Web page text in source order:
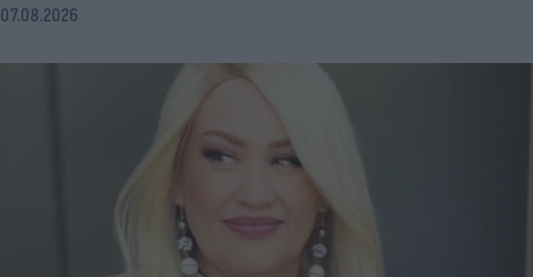
07.08.2026